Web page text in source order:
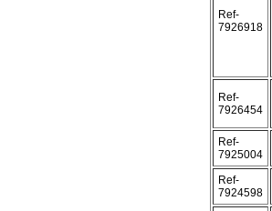
Ref-
7926918
Ref-
7926454
Ref-
7925004
Ref-
7924598